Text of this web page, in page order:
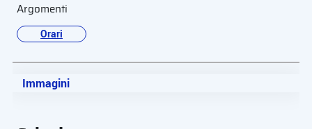
Argomenti
Orari
Immagini